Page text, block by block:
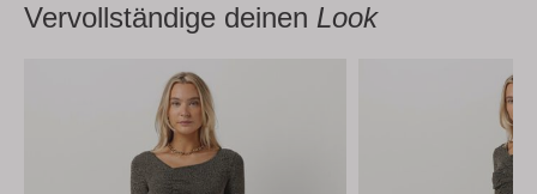
Vervollständige deinen Look